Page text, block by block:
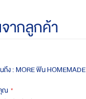
ากลูกค้า
ถึง : MORE ฟิน HOMEMADE
ณ